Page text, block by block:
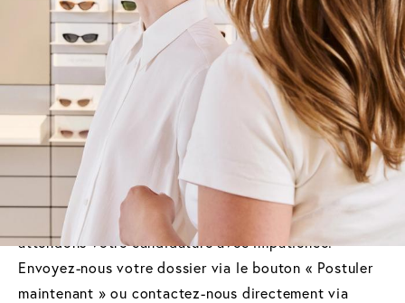
progresser notre marque dans nos magasins ou à
notre siège social grâce à leur engagement et leur
expertise. Que ce soit en contact direct avec la
clientèle dans nos magasins ou dans l'une de nos
nombreuses fonctions au siège social : chez VIU,
vous trouverez la plateforme idéale pour mettre à
profit votre expertise et vous développer.
Prêt à franchir une nouvelle étape ?
Nous
attendons votre candidature avec impatience.
Envoyez-nous votre dossier via le bouton « Postuler
maintenant » ou contactez-nous directement via